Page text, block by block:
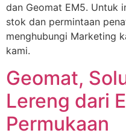
dan Geomat EM5. Untuk
stok dan permintaan
menghubungi Marketing
kami.
Geomat,
Lereng dari
Permukaan